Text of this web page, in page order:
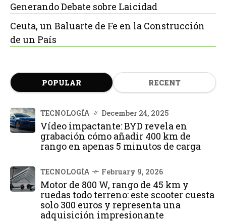
Generando Debate sobre Laicidad
Ceuta, un Baluarte de Fe en la Construcción
de un País
POPULAR RECENT
TECNOLOGÍA December 24, 2025
Vídeo impactante: BYD revela en
grabación cómo añadir 400 km de
rango en apenas 5 minutos de carga
TECNOLOGÍA February 9, 2026
Motor de 800 W, rango de 45 km y
ruedas todo terreno: este scooter cuesta
solo 300 euros y representa una
adquisición impresionante